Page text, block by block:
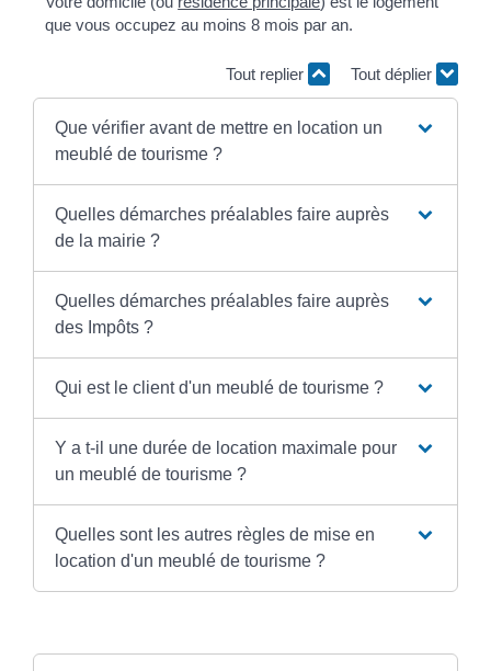
que vous occupez au moins 8 mois par an.
Tout replier Tout déplier
Que vérifier avant de mettre en location un
meublé de tourisme ?
Quelles démarches préalables faire auprès
de la mairie ?
Quelles démarches préalables faire auprès
des Impôts ?
Qui est le client d'un meublé de tourisme ?
Y a t-il une durée de location maximale pour
un meublé de tourisme ?
Quelles sont les autres règles de mise en
location d'un meublé de tourisme ?